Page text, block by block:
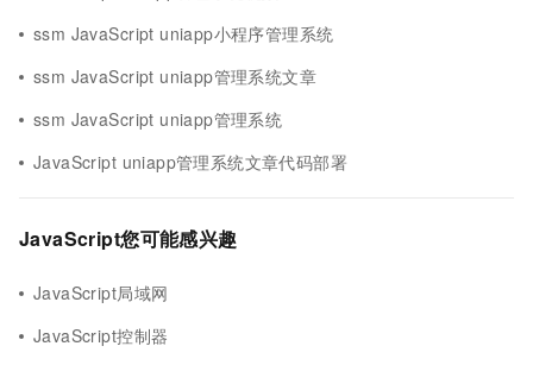
ssm JavaScript uniapp小程序管理系统
ssm JavaScript uniapp管理系统文章
ssm JavaScript uniapp管理系统
JavaScript uniapp管理系统文章代码部署
JavaScript您可能感兴趣
JavaScript局域网
JavaScript控制器